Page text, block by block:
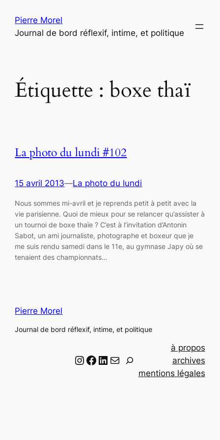
contenu
Pierre Morel
Journal de bord réflexif, intime, et politique
Étiquette :boxe thaï
La photo du lundi #102
15 avril 2013—La photo du lundi
Nous sommes mi-avril et je reprends petit à petit avec la
vie parisienne. Quoi de mieux pour se relancer qu’assister à
un tournoi de boxe thaïe ? C’est à l’invitation d’Antonin
Sabot, un ami journaliste, photographe et boxeur que je
me suis rendu samedi dans le 11e, au gymnase Japy où se
tenaient des championnats…
Pierre Morel
Journal de bord réflexif, intime, et politique
Instagram Facebook LinkedIn Email
à propos
archives
mentions légales